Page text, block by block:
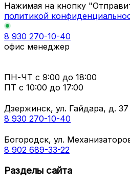
Нажимая на кнопку
политикой
8 930 270-10-40
офис менеджер
ПН-ЧТ с 9:00 до 18:00
ПТ с 10:00 до 17:00
Дзержинск, ул. Гайдара, д. 37
8 930 270-10-40
Богородск, ул.
8 902 689-33-22
Разделы сайта